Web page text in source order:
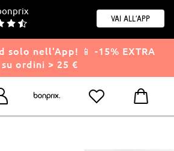
Vai all'app
solo nell'App! 📱 -15% EXTRA
su ordini > 25 €